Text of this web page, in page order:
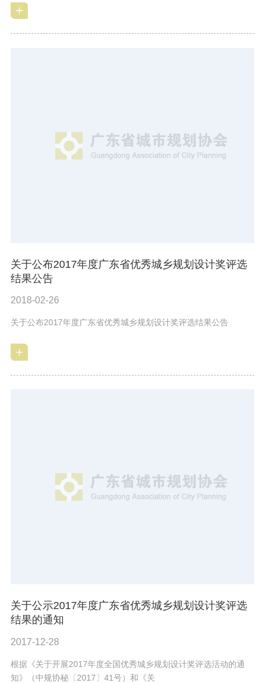
关于公布2017年度广东省优秀城乡规划设计奖评选
结果公告
2018-02-26
关于公布2017年度广东省优秀城乡规划设计奖评选结果公告
关于公示2017年度广东省优秀城乡规划设计奖评选
结果的通知
2017-12-28
根据《关于开展2017年度全国优秀城乡规划设计奖评选活动的通
知》（中规协秘〔2017〕41号）和《关